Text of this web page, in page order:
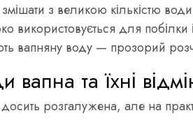
з великою кількістю
використовується для
вапняну воду — прозорий
вапна та їхні
розгалужена, але на